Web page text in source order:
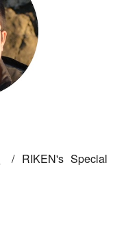
/ RIKEN's Special